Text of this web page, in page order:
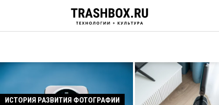
ИСТОРИЯ РАЗВИТИЯ ФОТОГРАФИИ